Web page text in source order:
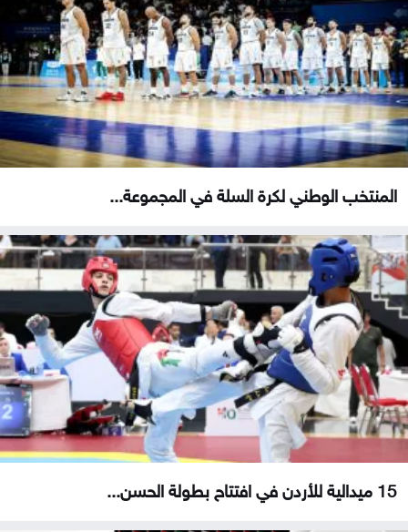
المنتخب الوطني لكرة السلة في المجموعة...
15 ميدالية للأردن في افتتاح بطولة الحسن...